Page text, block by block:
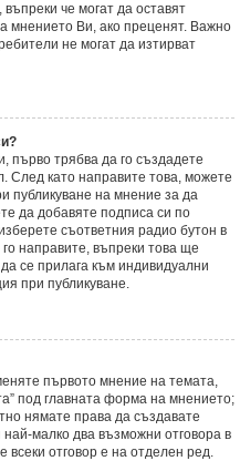
че могат да оставят
мнението Ви, ако преценят. Важно
не могат да изтирват
първо трябва да го създадете
След като направите това, можете
публикуване на мнение за да
да добавяте подписа си по
съответния радио бутон в
направите, въпреки това ще
се прилага към индивидуални
при публикуване.
първото мнение на темата,
под главната форма на мнението;
нямате права да създавате
малко два възможни отговора в
всеки отговор е на отделен ред.